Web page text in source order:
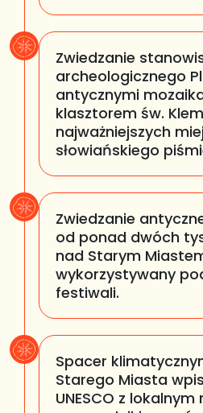
Zwiedzanie
archeologicznego
antycznymi
klasztorem św.
najważniejszych
słowiańskiego
Zwiedzanie
od ponad dwóch
nad Starym
wykorzystywany
festiwali.
Spacer
Starego Miasta
UNESCO z